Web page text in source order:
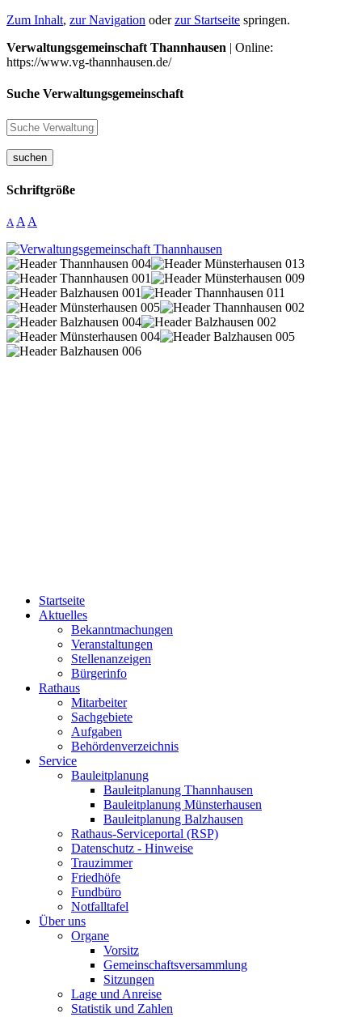
Zum Inhalt, zur Navigation oderzur Startseite springen.
Verwaltungsgemeinschaft Thannhausen | Online:
https://www.vg-thannhausen.de/
Suche Verwaltungsgemeinschaft
suchen
Schriftgröße
A A A
Startseite
Aktuelles
Bekanntmachungen
Veranstaltungen
Stellenanzeigen
Bürgerinfo
Rathaus
Mitarbeiter
Sachgebiete
Aufgaben
Behördenverzeichnis
Service
Bauleitplanung
Bauleitplanung Thannhausen
Bauleitplanung Münsterhausen
Bauleitplanung Balzhausen
Rathaus-Serviceportal (RSP)
Datenschutz - Hinweise
Trauzimmer
Friedhöfe
Fundbüro
Notfalltafel
Über uns
Organe
Vorsitz
Gemeinschaftsversammlung
Sitzungen
Lage und Anreise
Statistik und Zahlen